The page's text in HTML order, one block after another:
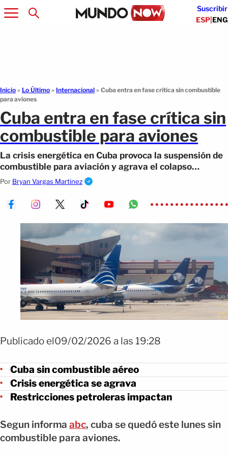
Suscribir
ESP|ENG
Inicio » Lo Último » Internacional » Cuba entra en fase crítica sin combustible
para aviones
Cuba entra en fase crítica sin
combustible para aviones
La crisis energética en Cuba provoca la suspensión de
combustible para aviación y agrava el colapso
económico de la isla.
Por Bryan Vargas Martinez
Publicado el09/02/2026 a las 19:28
Cuba sin combustible aéreo
Crisis energética se agrava
Restricciones petroleras impactan
Segun informa abc, cuba se quedó este lunes sin
combustible para aviones.